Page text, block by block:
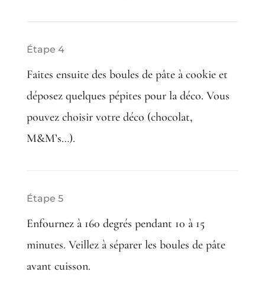
Étape 4
Faites ensuite des boules de pâte à cookie et
déposez quelques pépites pour la déco. Vous
pouvez choisir votre déco (chocolat,
M&M’s…).
Étape 5
Enfournez à 160 degrés pendant 10 à 15
minutes. Veillez à séparer les boules de pâte
avant cuisson.